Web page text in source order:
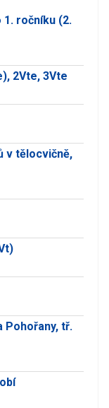
1. ročníku (2.
2Vte, 3Vte
v tělocvičně,
Pohořany, tř.